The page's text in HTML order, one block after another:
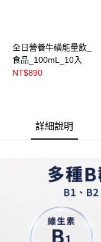
全日營養牛磺能量飲_
食品_100mL_10入
NT$890
詳細說明